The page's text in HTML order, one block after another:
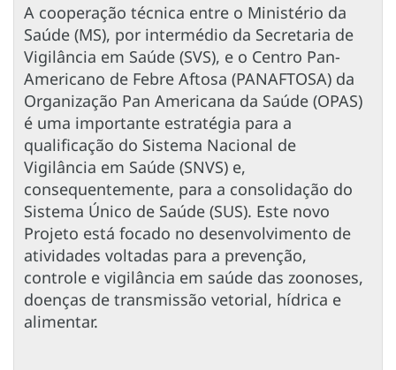
A cooperação técnica entre o Ministério da
Saúde (MS), por intermédio da Secretaria de
Vigilância em Saúde (SVS), e o Centro Pan-
Americano de Febre Aftosa (PANAFTOSA) da
Organização Pan Americana da Saúde (OPAS)
é uma importante estratégia para a
qualificação do Sistema Nacional de
Vigilância em Saúde (SNVS) e,
consequentemente, para a consolidação do
Sistema Único de Saúde (SUS). Este novo
Projeto está focado no desenvolvimento de
atividades voltadas para a prevenção,
controle e vigilância em saúde das zoonoses,
doenças de transmissão vetorial, hídrica e
alimentar.